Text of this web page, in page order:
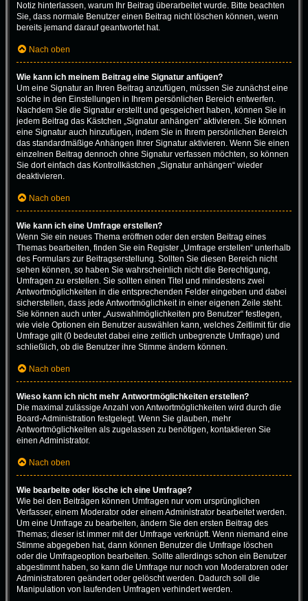
Notiz hinterlassen, warum Ihr Beitrag überarbeitet wurde. Bitte beachten
Sie, dass normale Benutzer einen Beitrag nicht löschen können, wenn
bereits jemand darauf geantwortet hat.
Nach oben
Wie kann ich meinem Beitrag eine Signatur anfügen?
Um eine Signatur an Ihren Beitrag anzufügen, müssen Sie zunächst eine
solche in den Einstellungen in Ihrem persönlichen Bereich entwerfen.
Nachdem Sie die Signatur erstellt und gespeichert haben, können Sie in
jedem Beitrag das Kästchen „Signatur anhängen“ aktivieren. Sie können
eine Signatur auch hinzufügen, indem Sie in Ihrem persönlichen Bereich
das standardmäßige Anhängen Ihrer Signatur aktivieren. Wenn Sie einen
einzelnen Beitrag dennoch ohne Signatur verfassen möchten, so können
Sie dort einfach das Kontrollkästchen „Signatur anhängen“ wieder
deaktivieren.
Nach oben
Wie kann ich eine Umfrage erstellen?
Wenn Sie ein neues Thema eröffnen oder den ersten Beitrag eines
Themas bearbeiten, finden Sie ein Register „Umfrage erstellen“ unterhalb
des Formulars zur Beitragserstellung. Sollten Sie diesen Bereich nicht
sehen können, so haben Sie wahrscheinlich nicht die Berechtigung,
Umfragen zu erstellen. Sie sollten einen Titel und mindestens zwei
Antwortmöglichkeiten in die entsprechenden Felder eingeben und dabei
sicherstellen, dass jede Antwortmöglichkeit in einer eigenen Zeile steht.
Sie können auch unter „Auswahlmöglichkeiten pro Benutzer“ festlegen,
wie viele Optionen ein Benutzer auswählen kann, welches Zeitlimit für die
Umfrage gilt (0 bedeutet dabei eine zeitlich unbegrenzte Umfrage) und
schließlich, ob die Benutzer ihre Stimme ändern können.
Nach oben
Wieso kann ich nicht mehr Antwortmöglichkeiten erstellen?
Die maximal zulässige Anzahl von Antwortmöglichkeiten wird durch die
Board-Administration festgelegt. Wenn Sie glauben, mehr
Antwortmöglichkeiten als zugelassen zu benötigen, kontaktieren Sie
einen Administrator.
Nach oben
Wie bearbeite oder lösche ich eine Umfrage?
Wie bei den Beiträgen können Umfragen nur vom ursprünglichen
Verfasser, einem Moderator oder einem Administrator bearbeitet werden.
Um eine Umfrage zu bearbeiten, ändern Sie den ersten Beitrag des
Themas; dieser ist immer mit der Umfrage verknüpft. Wenn niemand eine
Stimme abgegeben hat, dann können Benutzer die Umfrage löschen
oder die Umfrageoption bearbeiten. Sollte allerdings schon ein Benutzer
abgestimmt haben, so kann die Umfrage nur noch von Moderatoren oder
Administratoren geändert oder gelöscht werden. Dadurch soll die
Manipulation von laufenden Umfragen verhindert werden.